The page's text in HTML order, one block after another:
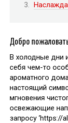
Добро
В холодные дни
себя чем-то
ароматного
настоящий
мгновения
освежающие
запросу ‘https://